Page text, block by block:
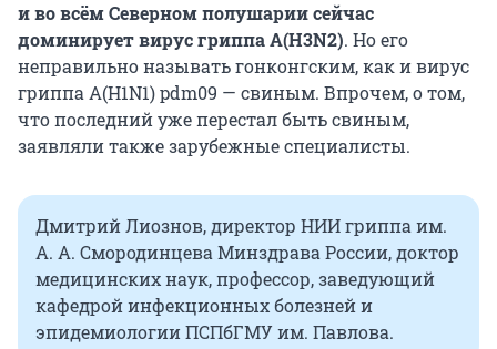
и во всём Северном полушарии сейчас
доминирует вирус гриппа А(H3N2). Но его
неправильно называть гонконгским, как и вирус
гриппа А(H1N1) pdm09 — свиным. Впрочем, о том,
что последний уже перестал быть свиным,
заявляли также зарубежные специалисты.
Дмитрий Лиознов, директор НИИ гриппа им.
А. А. Смородинцева Минздрава России, доктор
медицинских наук, профессор, заведующий
кафедрой инфекционных болезней и
эпидемиологии ПСПбГМУ им. Павлова.